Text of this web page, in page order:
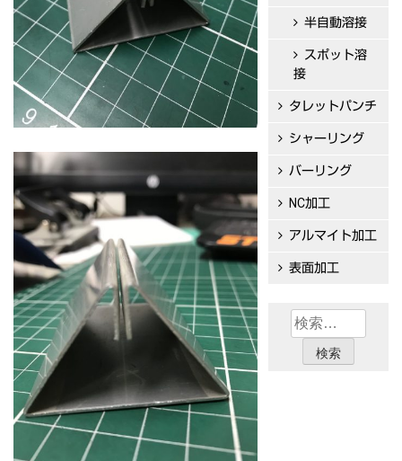
半自動溶接
スポット溶
接
タレットパンチ
シャーリング
バーリング
NC加工
アルマイト加工
表面加工
検
索: